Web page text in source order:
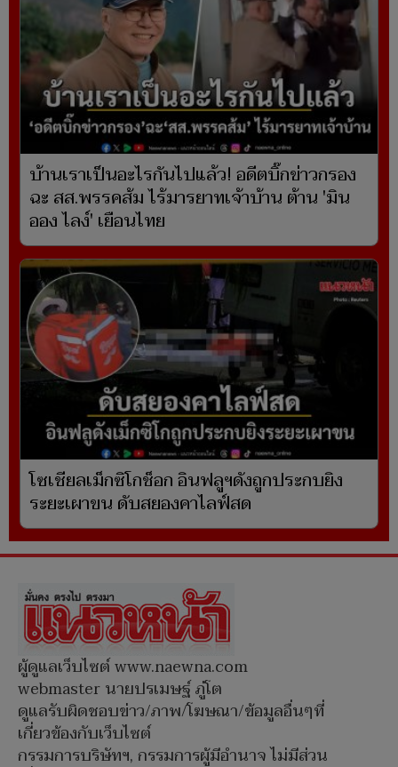
บ้านเราเป็นอะไรกันไปแล้ว! อดีตบิ๊กข่าวกรอง
ฉะ สส.พรรคส้ม ไร้มารยาทเจ้าบ้าน ต้าน 'มิน
ออง ไลง์' เยือนไทย
โซเชียลเม็กซิโกช็อก อินฟลูฯดังถูกประกบยิง
ระยะเผาขน ดับสยองคาไลฟ์สด
ผู้ดูแลเว็บไซต์ www.naewna.com
webmaster นายปรเมษฐ์ ภู่โต
ดูแลรับผิดชอบข่าว/ภาพ/โฆษณา/ข้อมูลอื่นๆที่
เกี่ยวข้องกับเว็บไซต์
กรรมการบริษัทฯ, กรรมการผู้มีอำนาจ ไม่มีส่วน